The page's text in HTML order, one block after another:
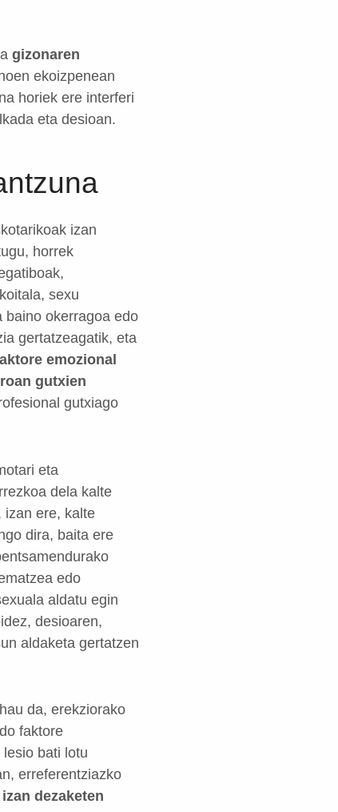
gizonaren
ekoizpenean
horiek ere interferi
eta desioan.
izan
horrek
sexu
baino okerragoa edo
gertatzeagatik, eta
emozional
gutxien
gutxiago
eta
dela kalte
izan ere, kalte
dira, baita ere
edo
aldatu egin
desioaren,
aldaketa gertatzen
da, erekziorako
faktore
bati lotu
erreferentziazko
dezaketen